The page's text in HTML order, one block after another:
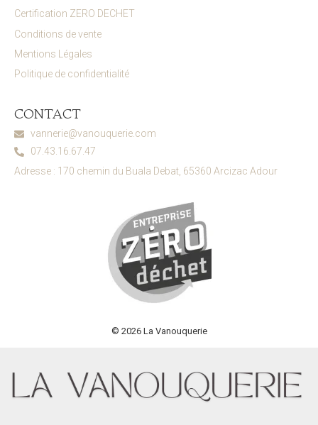
Certification ZERO DECHET
Conditions de vente
Mentions Légales
Politique de confidentialité
CONTACT
vannerie@vanouquerie.com
07.43.16.67.47
Adresse : 170 chemin du Buala Debat, 65360 Arcizac Adour
© 2026 La Vanouquerie